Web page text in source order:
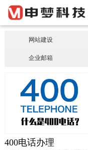
网站建设
企业邮箱
400电话办理